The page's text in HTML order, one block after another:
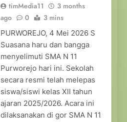
timMedia11
3 months
ago
0 3 mins
PURWOREJO, 4 Mei 2026 S
Suasana haru dan bangga
menyelimuti SMA N 11
Purworejo hari ini. Sekolah
secara resmi telah melepas
siswa/siswi kelas XII tahun
ajaran 2025/2026. Acara ini
dilaksanakan di gor SMA N 11